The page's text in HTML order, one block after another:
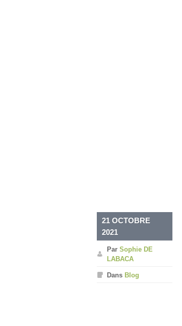
21 OCTOBRE
2021
Par Sophie DE
LABACA
Dans Blog